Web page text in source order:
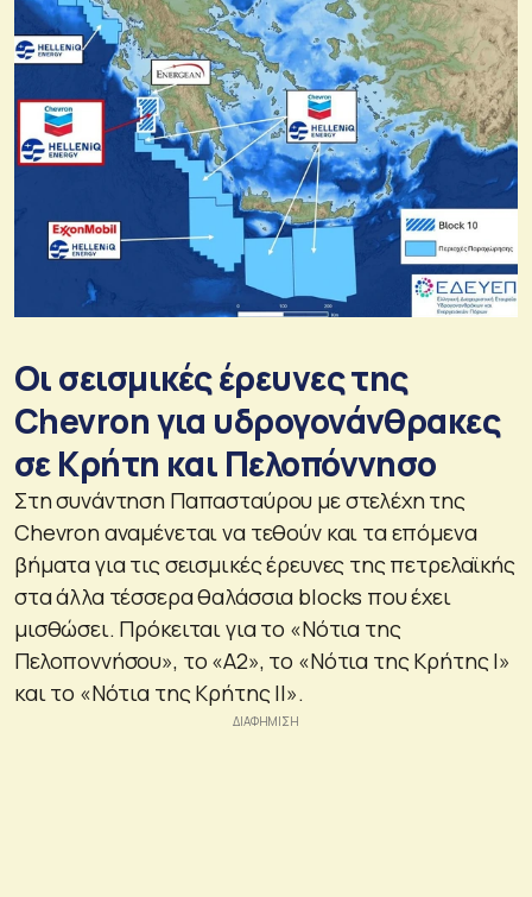
Οι σεισμικές έρευνες της
Chevron για υδρογονάνθρακες
σε Κρήτη και Πελοπόννησο
Στη συνάντηση Παπασταύρου με στελέχη της
Chevron αναμένεται να τεθούν και τα επόμενα
βήματα για τις σεισμικές έρευνες της πετρελαϊκής
στα άλλα τέσσερα θαλάσσια blocks που έχει
μισθώσει. Πρόκειται για το «Νότια της
Πελοποννήσου», το «Α2», το «Νότια της Κρήτης I»
και το «Νότια της Κρήτης II».